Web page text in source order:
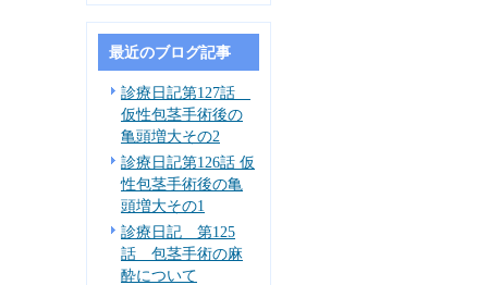
最近のブログ記事
診療日記第127話
仮性包茎手術後の
亀頭増大その2
診療日記第126話 仮
性包茎手術後の亀
頭増大その1
診療日記 第125
話 包茎手術の麻
酔について